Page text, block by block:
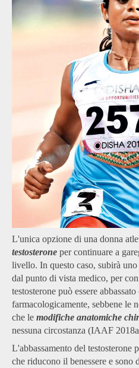
L'unica opzione di una donna
testosterone per continuare a
livello. In questo caso, subirà
dal punto di vista medico, per
testosterone può essere
farmacologicamente, sebbene le
che le modifiche anatomiche
nessuna circostanza (IAAF
L'abbassamento del testosterone
che riducono il benessere e sono